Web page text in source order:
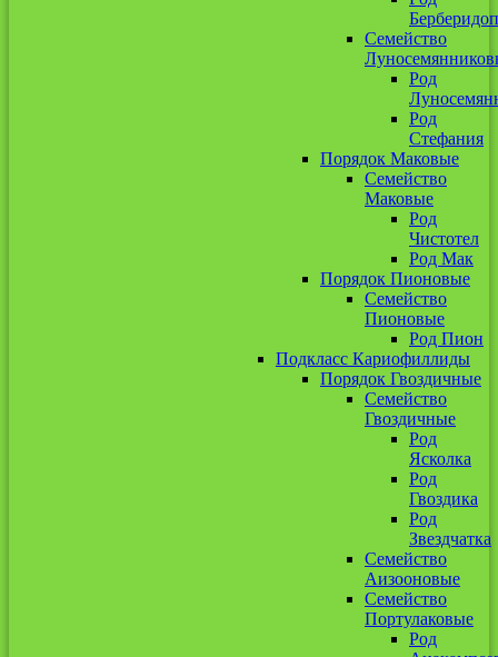
Семейство
Род
Род
Стефания
Порядок Маковые
Семейство
Маковые
Род
Чистотел
Род Мак
Порядок Пионовые
Семейство
Пионовые
Род Пион
Подкласс Кариофиллиды
Порядок Гвоздичные
Семейство
Гвоздичные
Род
Ясколка
Род
Гвоздика
Род
Звездчатка
Семейство
Аизооновые
Семейство
Портулаковые
Род